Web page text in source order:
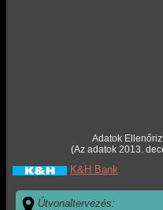
Adatok
(Az adatok 2013.
K&H Bank
Útvonaltervezés: